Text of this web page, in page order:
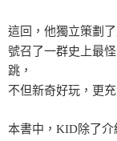
這回，他獨立策劃
號召了一群史上最
跳，
不但新奇好玩，更
本書中，KID除了介